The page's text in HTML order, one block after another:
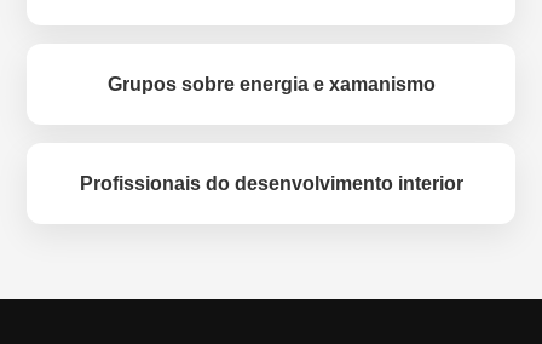
Grupos sobre energia e xamanismo
Profissionais do desenvolvimento interior